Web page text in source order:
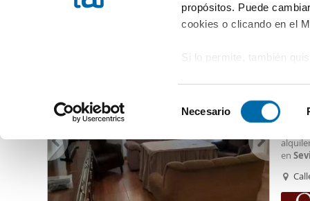
propósitos. Puede
cookies o clicando en el
Si lo permite, también
Identificar su
Obtenga más
preferencias en la
en la Declaración de
e
e
c
Necesario
Alquiler piso amueblado Bellavista Sevilla (10 viviendas)
Piso
en